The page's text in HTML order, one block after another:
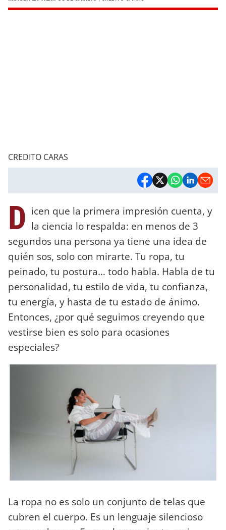
CREDITO CARAS
D icen que la primera impresión cuenta, y
la ciencia lo respalda: en menos de 3
segundos una persona ya tiene una idea de
quién sos, solo con mirarte. Tu ropa, tu
peinado, tu postura… todo habla. Habla de tu
personalidad, tu estilo de vida, tu confianza,
tu energía, y hasta de tu estado de ánimo.
Entonces, ¿por qué seguimos creyendo que
vestirse bien es solo para ocasiones
especiales?
La ropa no es solo un conjunto de telas que
cubren el cuerpo. Es un lenguaje silencioso